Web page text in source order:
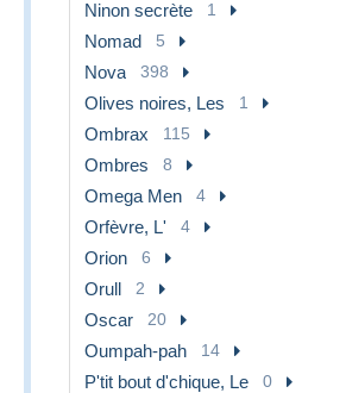
Ninon secrète 1
Nomad 5
Nova 398
Olives noires, Les 1
Ombrax 115
Ombres 8
Omega Men 4
Orfèvre, L' 4
Orion 6
Orull 2
Oscar 20
Oumpah-pah 14
P'tit bout d'chique, Le 0